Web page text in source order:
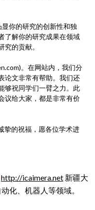
显你的研究的创新性和独
了解你的研究成果在领域
的贡献。
。在网站内，我们分
论文非常有帮助。我们还
够祝同学们一臂之力。此
议给大家，都是非常有价
挚的祝福，愿各位学术进
http://icaimera.net 新疆大
化、机器人等领域。